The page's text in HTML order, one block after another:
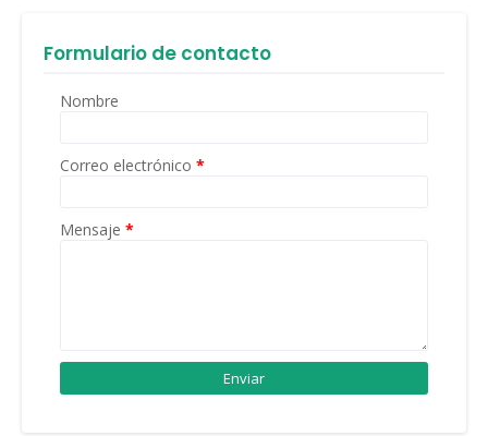
Formulario de contacto
Nombre
Correo electrónico *
Mensaje *